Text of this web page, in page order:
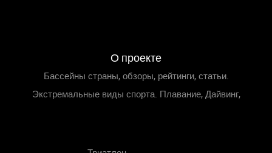
О проекте
Бассейны страны, обзоры, рейтинги, статьи.
Экстремальные виды спорта. Плавание, Дайвинг,